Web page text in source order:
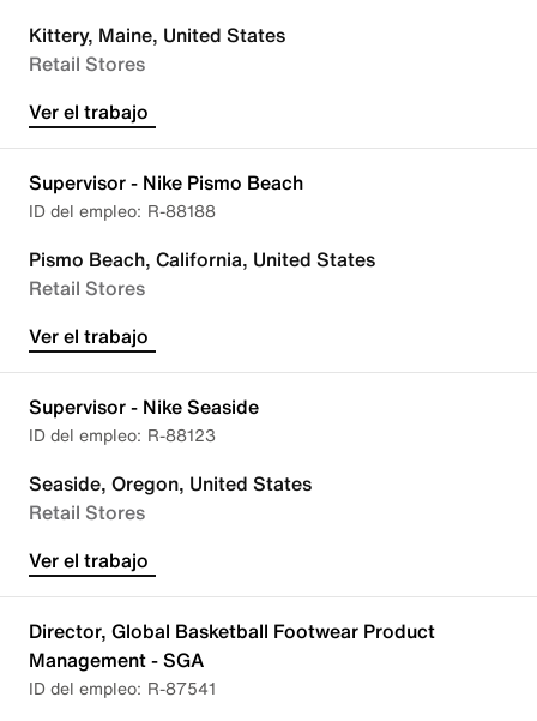
Kittery, Maine, United States
Retail Stores
Ver el trabajo
Supervisor - Nike Pismo Beach
R-88188
Pismo Beach, California, United States
Retail Stores
Ver el trabajo
Supervisor - Nike Seaside
R-88123
Seaside, Oregon, United States
Retail Stores
Ver el trabajo
Director, Global Basketball Footwear Product
Management - SGA
R-87541